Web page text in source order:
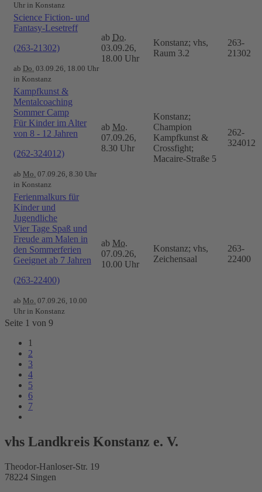
Uhr in Konstanz
Science Fiction- und
Fantasy-Lesetreff
(263-21302)
ab Do. 03.09.26, 18.00 Uhr
in Konstanz
ab Do.
03.09.26,
18.00 Uhr
Konstanz; vhs,
Raum 3.2
263-
21302
Kampfkunst &
Mentalcoaching
Sommer Camp
Für Kinder im Alter
von 8 - 12 Jahren
(262-324012)
ab Mo. 07.09.26, 8.30 Uhr
in Konstanz
ab Mo.
07.09.26,
8.30 Uhr
Konstanz;
Champion
Kampfkunst &
Crossfight;
Macaire-Straße 5
262-
324012
Ferienmalkurs für
Kinder und
Jugendliche
Vier Tage Spaß und
Freude am Malen in
den Sommerferien
Geeignet ab 7 Jahren
(263-22400)
ab Mo. 07.09.26, 10.00
Uhr in Konstanz
ab Mo.
07.09.26,
10.00 Uhr
Konstanz; vhs,
Zeichensaal
263-
22400
Seite 1 von 9
1
2
3
4
5
6
7
vhs Landkreis Konstanz e. V.
Theodor-Hanloser-Str. 19
78224 Singen